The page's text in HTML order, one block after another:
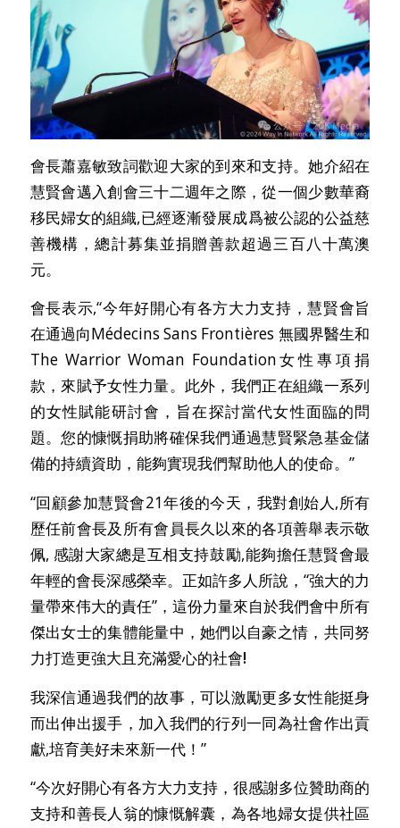
會長蕭嘉敏致詞歡迎大家的到來和支持。她介紹在
慧賢會邁入創會三十二週年之際，從一個少數華裔
移民婦女的組織,已經逐漸發展成爲被公認的公益慈
善機構，總計募集並捐贈善款超過三百八十萬澳
元。
會長表示,“今年好開心有各方大力支持，慧賢會旨
在通過向Médecins Sans Frontières 無國界醫生和
The Warrior Woman Foundation女性專項捐
款，來賦予女性力量。此外，我們正在組織一系列
的女性賦能研討會，旨在探討當代女性面臨的問
題。您的慷慨捐助將確保我們通過慧賢緊急基金儲
備的持續資助，能夠實現我們幫助他人的使命。”
“回顧參加慧賢會21年後的今天，我對創始人,所有
歷任前會長及所有會員長久以來的各項善舉表示敬
佩, 感謝大家總是互相支持鼓勵,能夠擔任慧賢會最
年輕的會長深感榮幸。正如許多人所說，“強大的力
量帶來伟大的責任”，這份力量來自於我們會中所有
傑出女士的集體能量中，她們以自豪之情，共同努
力打造更強大且充滿愛心的社會!
我深信通過我們的故事，可以激勵更多女性能挺身
而出伸出援手，加入我們的行列一同為社會作出貢
獻,培育美好未來新一代！”
“今次好開心有各方大力支持，很感謝多位贊助商的
支持和善長人翁的慷慨解囊，為各地婦女提供社區